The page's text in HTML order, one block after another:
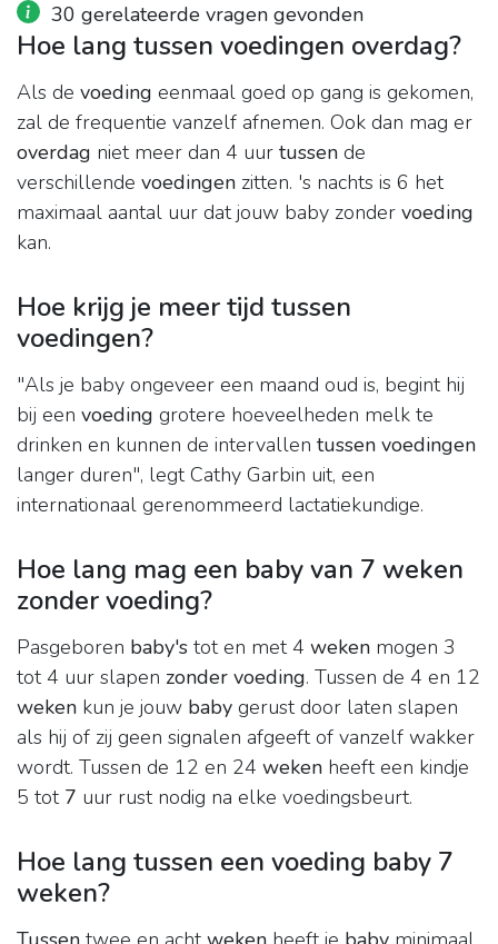
30 gerelateerde vragen gevonden
Hoe lang tussen voedingen overdag?
Als de voeding eenmaal goed op gang is gekomen,
zal de frequentie vanzelf afnemen. Ook dan mag er
overdag niet meer dan 4 uur tussen de
verschillende voedingen zitten. 's nachts is 6 het
maximaal aantal uur dat jouw baby zonder voeding
kan.
Hoe krijg je meer tijd tussen
voedingen?
"Als je baby ongeveer een maand oud is, begint hij
bij een voeding grotere hoeveelheden melk te
drinken en kunnen de intervallen tussen voedingen
langer duren", legt Cathy Garbin uit, een
internationaal gerenommeerd lactatiekundige.
Hoe lang mag een baby van 7 weken
zonder voeding?
Pasgeboren baby's tot en met 4 weken mogen 3
tot 4 uur slapen zonder voeding. Tussen de 4 en 12
weken kun je jouw baby gerust door laten slapen
als hij of zij geen signalen afgeeft of vanzelf wakker
wordt. Tussen de 12 en 24 weken heeft een kindje
5 tot 7 uur rust nodig na elke voedingsbeurt.
Hoe lang tussen een voeding baby 7
weken?